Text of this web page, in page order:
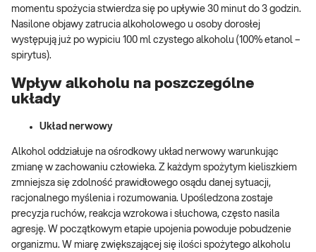
momentu spożycia stwierdza się po upływie 30 minut do 3 godzin.
Nasilone objawy zatrucia alkoholowego u osoby dorosłej
występują już po wypiciu 100 ml czystego alkoholu (100% etanol –
spirytus).
Wpływ alkoholu na poszczególne
układy
Układ nerwowy
Alkohol oddziałuje na ośrodkowy układ nerwowy warunkując
zmianę w zachowaniu człowieka. Z każdym spożytym kieliszkiem
zmniejsza się zdolność prawidłowego osądu danej sytuacji,
racjonalnego myślenia i rozumowania. Upośledzona zostaje
precyzja ruchów, reakcja wzrokowa i słuchowa, często nasila
agresję. W początkowym etapie upojenia powoduje pobudzenie
organizmu. W miarę zwiększającej się ilości spożytego alkoholu